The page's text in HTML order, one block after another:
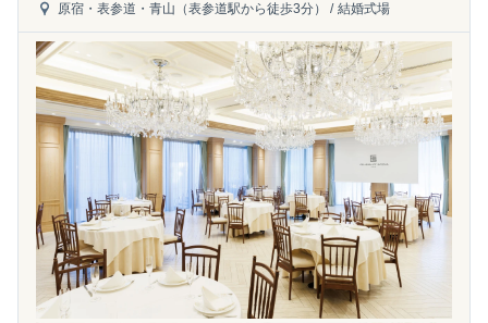
原宿・表参道・青山（表参道駅から徒歩3分） / 結婚式場